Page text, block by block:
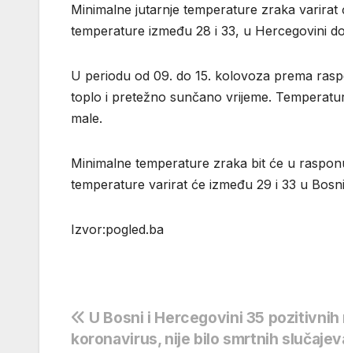
Minimalne jutarnje temperature zraka varirat
temperature između 28 i 33, u Hercegovini
U periodu od 09. do 15. kolovoza prema
toplo i pretežno sunčano vrijeme.
male.
Minimalne temperature zraka bit će u
temperature varirat će između 29 i 33 u
Izvor:pogled.ba
Navigacija
U Bosni i Hercegovini 35 pozitivnih
koronavirus, nije bilo smrtnih